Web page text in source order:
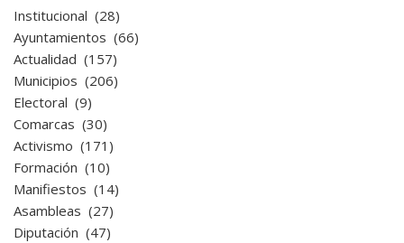
Institucional (28)
Ayuntamientos (66)
Actualidad (157)
Municipios (206)
Electoral (9)
Comarcas (30)
Activismo (171)
Formación (10)
Manifiestos (14)
Asambleas (27)
Diputación (47)